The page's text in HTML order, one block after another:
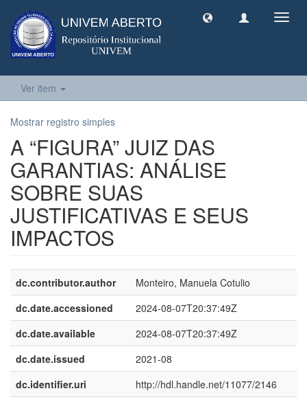
Ver item
Mostrar registro simples
A “FIGURA” JUIZ DAS
GARANTIAS: ANÁLISE
SOBRE SUAS
JUSTIFICATIVAS E SEUS
IMPACTOS
dc.contributor.author
Monteiro, Manuela Cotulio
dc.date.accessioned
2024-08-07T20:37:49Z
dc.date.available
2024-08-07T20:37:49Z
dc.date.issued
2021-08
dc.identifier.uri
http://hdl.handle.net/11077/2146